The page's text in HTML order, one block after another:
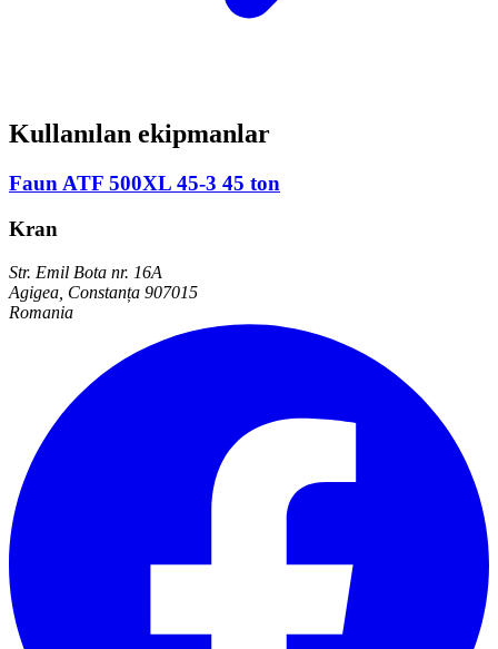
Kullanılan ekipmanlar
Faun ATF 500XL 45-3 45 ton
Kran
Str. Emil Bota nr. 16A
Agigea, Constanța 907015
Romania